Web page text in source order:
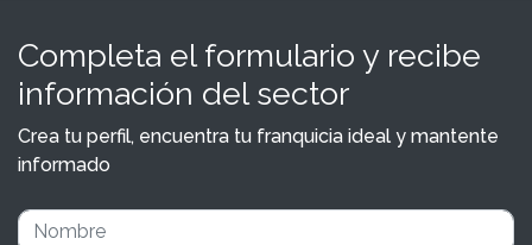
Completa el formulario y recibe
información del sector
Crea tu perfil, encuentra tu franquicia ideal y mantente
informado